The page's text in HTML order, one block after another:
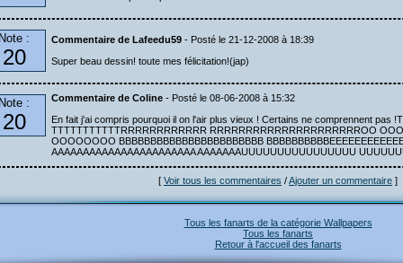
Note :
20
Commentaire de Lafeedu59 - Posté le 21-12-2008 à 18:39
Super beau dessin! toute mes félicitation!(jap)
Note :
20
Commentaire de Coline - Posté le 08-06-2008 à 15:32
En fait j'ai compris pourquoi il on l'air plus vieux ! Certains ne comprennent pas
TTTTTTTTTTTRRRRRRRRRRRR RRRRRRRRRRRRRRRRRRRRROO
OOOOOOOO BBBBBBBBBBBBBBBBBBBBBBB
AAAAAAAAAAAAAAAAAAAAAAA AAAAAAAUUUUUUUUUUUUUUUU
[ Voir tous les commentaires /Ajouter un commentaire ]
Tous les fanarts de la catégorie Wallpapers
Tous les fanarts
Retour à l'accueil des fanarts